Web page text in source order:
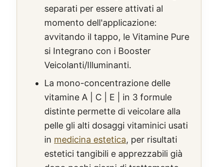
separati per essere attivati al
momento dell'applicazione:
avvitando il tappo, le Vitamine Pure
si Integrano con i Booster
Veicolanti/Illuminanti.
La mono-concentrazione delle
vitamine A | C | E | in 3 formule
distinte permette di veicolare alla
pelle gli alti dosaggi vitaminici usati
in medicina estetica, per risultati
estetici tangibili e apprezzabili già